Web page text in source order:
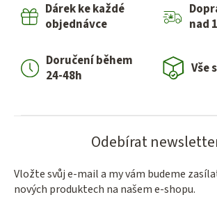
Dárek ke každé
objednávce
nad
Doručení během
24-48h
Vše
Odebírat
Vložte svůj e-mail a my vám budeme
nových produktech na našem e-shopu.